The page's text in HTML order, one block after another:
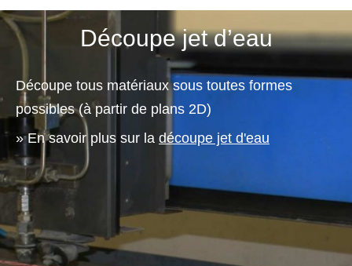
Gaines
Maintenance
Etanchéité
Feuilles
/
Plaques
Tresses
/
Cordons
Découpe jet d’eau
Découpe tous matériaux sous toutes formes
possibles (à partir de plans 2D)
» En savoir plus sur la découpe jet d'eau